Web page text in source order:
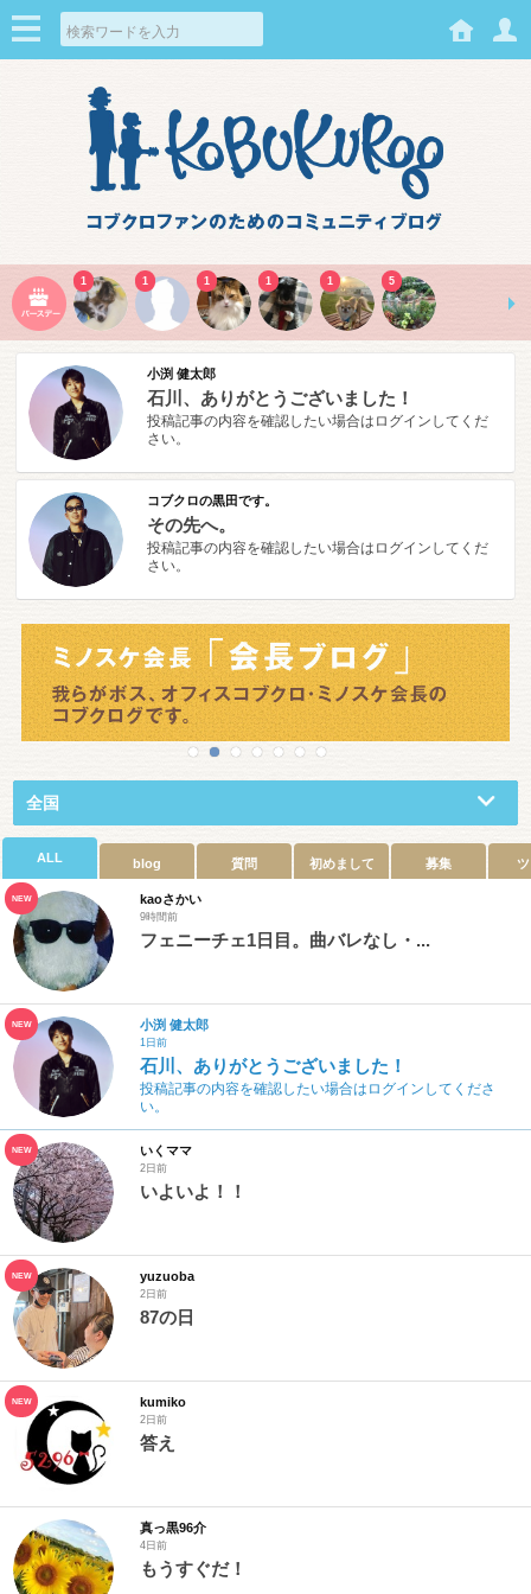
1 1 1 1 1 5
小渕 健太郎
石川、ありがとうございました！
投稿記事の内容を確認したい場合はログインしてくだ
さい。
コブクロの黒田です。
その先へ。
投稿記事の内容を確認したい場合はログインしてくだ
さい。
全国
ALL blog 質問 初めまして 募集
NEW kaoさかい
9時間前
フェニーチェ1日目。曲バレなし・...
NEW 小渕 健太郎
1日前
石川、ありがとうございました！
投稿記事の内容を確認したい場合はログインしてくださ
い。
NEW いくママ
2日前
いよいよ！！
NEW yuzuoba
2日前
87の日
NEW kumiko
2日前
答え
真っ黒96介
4日前
もうすぐだ！